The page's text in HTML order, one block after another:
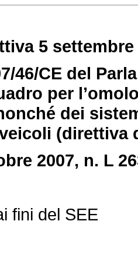
5 settembre
46/CE del
per
dei
(direttiva
2007, n. L
fini del SEE